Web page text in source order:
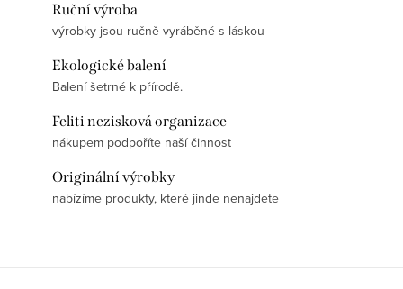
Ruční výroba
výrobky jsou ručně vyráběné s láskou
Ekologické balení
Balení šetrné k přírodě.
Feliti nezisková organizace
nákupem podpoříte naší činnost
Originální výrobky
nabízíme produkty, které jinde nenajdete